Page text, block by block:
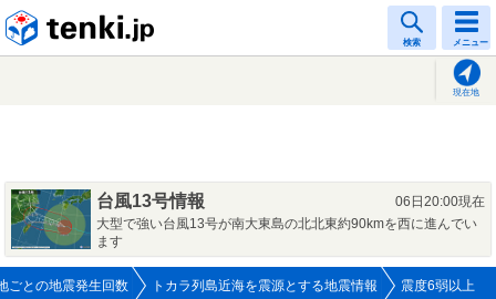
検索 メニュー
現在地
台風13号情報
06日20:00現在
大型で強い台風13号が南大東島の北北東約90kmを西に進んでい
ます
ごとの地震発生回数 トカラ列島近海を震源とする地震情報 震度6弱以上